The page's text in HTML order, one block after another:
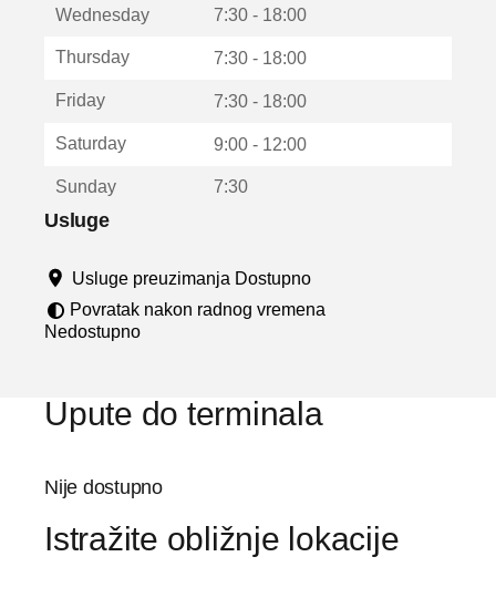
u
u
Wednesday 7:30 - 18:00
Thursday 7:30 - 18:00
Friday 7:30 - 18:00
Saturday 9:00 - 12:00
Sunday 7:30
Usluge
Usluge preuzimanja Dostupno
Povratak nakon radnog vremena
Nedostupno
Upute do terminala
Nije dostupno
Istražite obližnje lokacije